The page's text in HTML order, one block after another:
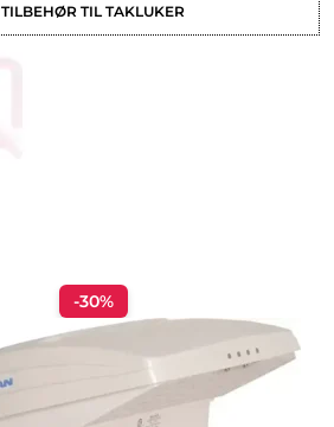
TILBEHØR TIL TAKLUKER
-30%